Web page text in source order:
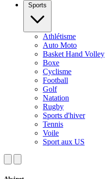
Sports
Athlétisme
Auto Moto
Basket Hand Volley
Boxe
Cyclisme
Football
Golf
Natation
Rugby
Sports d'hiver
Tennis
Voile
Sport aux US